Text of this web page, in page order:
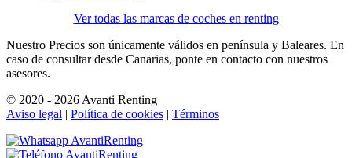
Ver todas las marcas de coches en renting
Nuestro Precios son únicamente válidos en península y Baleares. En
caso de consultar desde Canarias, ponte en contacto con nuestros
asesores.
© 2020 - 2026 Avanti Renting
Aviso legal | Política de cookies | Términos